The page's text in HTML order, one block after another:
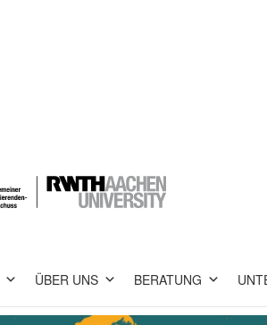
ÜBER UNS BERATUNG